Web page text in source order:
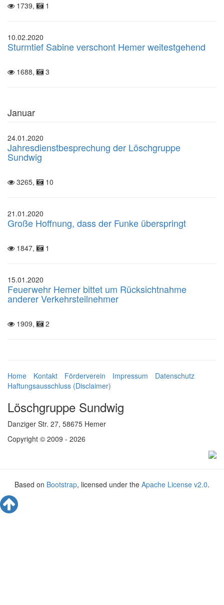
1739, 1
10.02.2020
Sturmtief Sabine verschont Hemer weitestgehend
1688, 3
Januar
24.01.2020
Jahresdienstbesprechung der Löschgruppe
Sundwig
3265, 10
21.01.2020
Große Hoffnung, dass der Funke überspringt
1847, 1
15.01.2020
Feuerwehr Hemer bittet um Rücksichtnahme
anderer Verkehrsteilnehmer
1909, 2
Home Kontakt Förderverein Impressum
Datenschutz
Haftungsausschluss (Disclaimer)
Löschgruppe Sundwig
Danziger Str. 27, 58675 Hemer
Copyright © 2009 - 2026
Based on Bootstrap, licensed under the Apache License v2.0.